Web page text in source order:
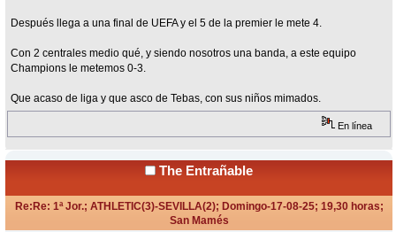
Después llega a una final de UEFA y el 5 de la premier le mete 4.
Con 2 centrales medio qué, y siendo nosotros una banda, a este equipo
Champions le metemos 0-3.
Que acaso de liga y que asco de Tebas, con sus niños mimados.
En línea
The Entrañable
Re:Re: 1ª Jor.; ATHLETIC(3)-SEVILLA(2); Domingo-17-08-25; 19,30 horas;
San Mamés